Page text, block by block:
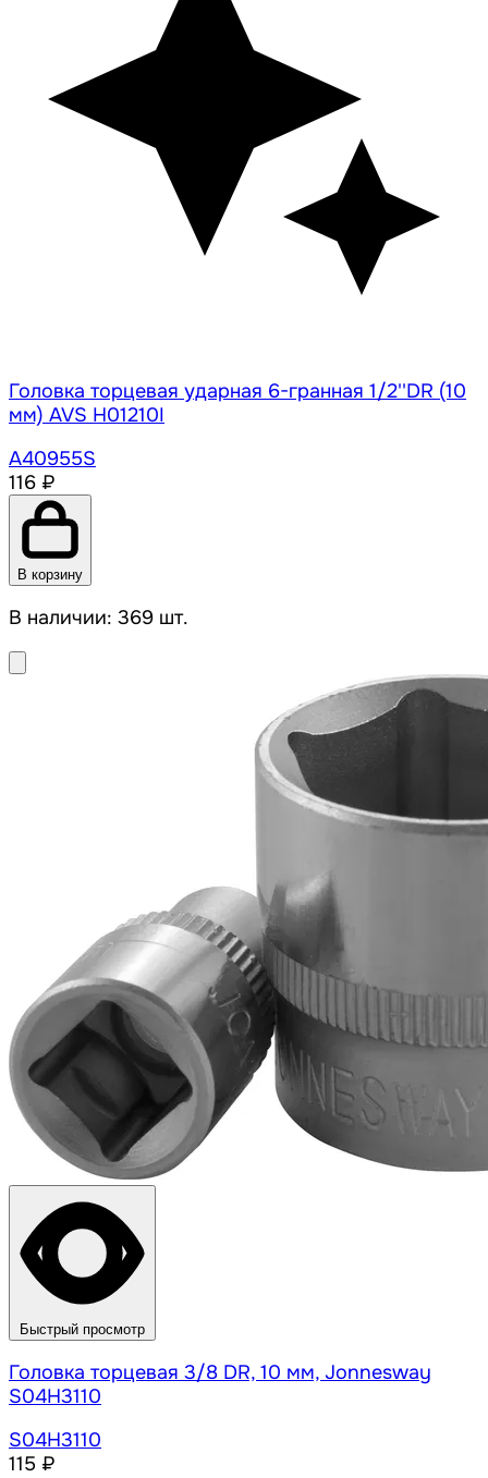
Головка торцевая ударная 6-гранная 1/2''DR (10
мм) AVS H01210I
A40955S
116 ₽
В корзину
В наличии: 369 шт.
Быстрый просмотр
Головка торцевая 3/8 DR, 10 мм, Jonnesway
S04H3110
S04H3110
115 ₽